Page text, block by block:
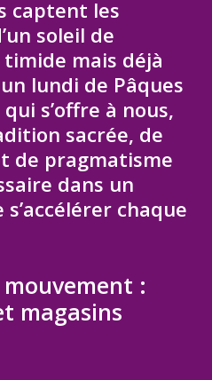
captent les
soleil de
mais déjà
lundi de Pâques
s’offre à nous,
sacrée, de
de pragmatisme
dans un
chaque
:
magasins